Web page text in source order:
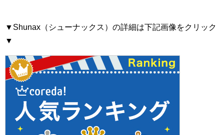
▼Shunax（シューナックス）の詳細は下記画像をクリック
▼